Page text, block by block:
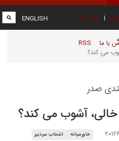
پیوند ها
با ما RSS
ENGLISH
می کند؟
صدر
خالی، آشوب می کند؟
خاورمیانه انتخاب سردبیر